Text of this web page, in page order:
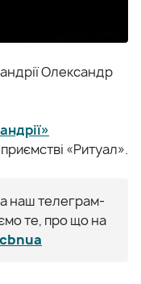
Олександр
«Ритуал».
наш телеграм-
те, про що на